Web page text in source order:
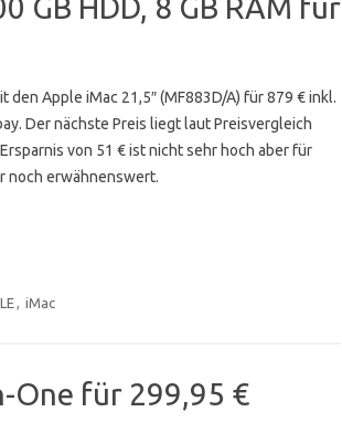
GB HDD, 8 GB RAM für
den Apple iMac 21,5″ (MF883D/A) für 879 € inkl.
Der nächste Preis liegt laut Preisvergleich
von 51 € ist nicht sehr hoch aber für
noch erwähnenswert.
, iMac
One für 299,95 €